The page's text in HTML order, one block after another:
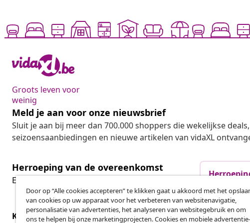
Groots leven voor
weinig
Meld je aan voor onze nieuwsbrief
Sluit je aan bij meer dan 700.000 shoppers die wekelijkse deals,
seizoensaanbiedingen en nieuwe artikelen van vidaXL
Herroeping van de overeenkomst
Een annulering voor je bestelling indienen
Klantenservice Zakelijk
Door op “Alle cookies accepteren” te klikken gaat u akkoord met het
van cookies op uw apparaat voor het verbeteren van websitenavigatie,
personalisatie van advertenties, het analyseren van websitegebruik en om
ons te helpen bij onze marketingprojecten. Cookies en mobiele advertentie-